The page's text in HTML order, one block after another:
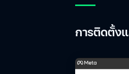
การติดตั้ง